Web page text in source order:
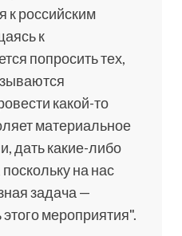
к российским
к
попросить тех,
какой-то
материальное
дать какие-либо
на нас
задача —
мероприятия".